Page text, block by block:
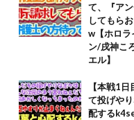
て、『ア
してもら
w【ホロラ
ン/戌神こ
エル】
【本戦1
て投げや
配する